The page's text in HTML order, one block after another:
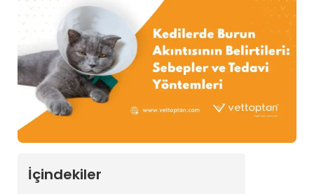
İçindekiler